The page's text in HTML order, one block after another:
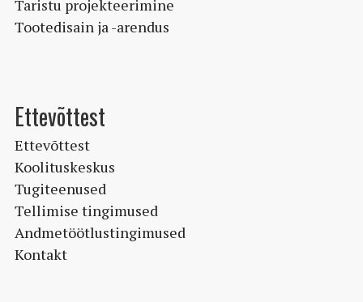
Taristu projekteerimine
Tootedisain ja -arendus
Ettevõttest
Ettevõttest
Koolituskeskus
Tugiteenused
Tellimise tingimused
Andmetöötlustingimused
Kontakt